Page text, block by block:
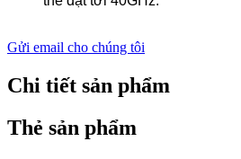
Gửi email cho chúng tôi
Chi tiết sản phẩm
Thẻ sản phẩm